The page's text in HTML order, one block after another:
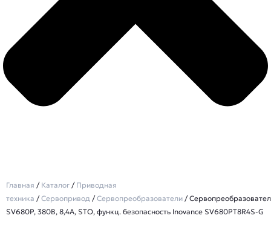
Главная / Каталог / Приводная
техника /Сервопривод /Сервопреобразователи /
SV680P, 380В, 8,4А, STO, функц. безопасность Inovance SV680PT8R4S-G